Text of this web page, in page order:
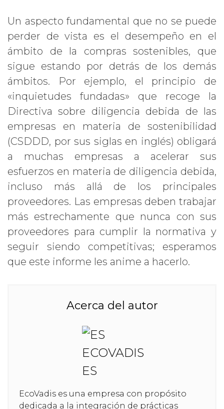
Un aspecto fundamental que no se puede
perder de vista es el desempeño en el
ámbito de la compras sostenibles, que
sigue estando por detrás de los demás
ámbitos. Por ejemplo, el principio de
«inquietudes fundadas» que recoge la
Directiva sobre diligencia debida de las
empresas en materia de sostenibilidad
(CSDDD, por sus siglas en inglés) obligará
a muchas empresas a acelerar sus
esfuerzos en materia de diligencia debida,
incluso más allá de los principales
proveedores. Las empresas deben trabajar
más estrechamente que nunca con sus
proveedores para cumplir la normativa y
seguir siendo competitivas; esperamos
que este informe les anime a hacerlo.
Acerca del autor
EcoVadis es una empresa con propósito
dedicada a la integración de prácticas